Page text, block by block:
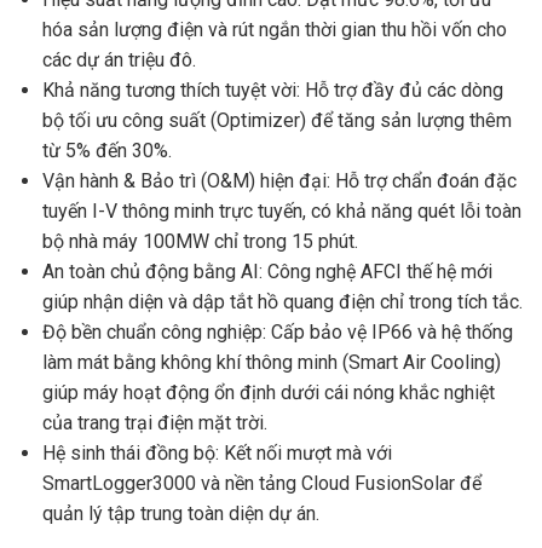
hóa sản lượng điện và rút ngắn thời gian thu hồi vốn cho
các dự án triệu đô.
Khả năng tương thích tuyệt vời: Hỗ trợ đầy đủ các dòng
bộ tối ưu công suất (Optimizer) để tăng sản lượng thêm
từ 5% đến 30%.
Vận hành & Bảo trì (O&M) hiện đại: Hỗ trợ chẩn đoán đặc
tuyến I-V thông minh trực tuyến, có khả năng quét lỗi toàn
bộ nhà máy 100MW chỉ trong 15 phút.
An toàn chủ động bằng AI: Công nghệ AFCI thế hệ mới
giúp nhận diện và dập tắt hồ quang điện chỉ trong tích tắc.
Độ bền chuẩn công nghiệp: Cấp bảo vệ IP66 và hệ thống
làm mát bằng không khí thông minh (Smart Air Cooling)
giúp máy hoạt động ổn định dưới cái nóng khắc nghiệt
của trang trại điện mặt trời.
Hệ sinh thái đồng bộ: Kết nối mượt mà với
SmartLogger3000 và nền tảng Cloud FusionSolar để
quản lý tập trung toàn diện dự án.